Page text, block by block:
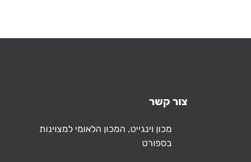
צור קשר
כתובת
מכון וינגייט, המכון הלאומי למצוינות
בספורט